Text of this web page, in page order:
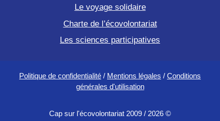
Le voyage solidaire
Charte de l’écovolontariat
Les sciences participatives
Politique de confidentialité / Mentions légales / Conditions
générales d'utilisation
Cap sur l'écovolontariat 2009 / 2026 ©